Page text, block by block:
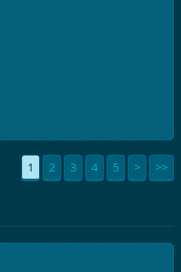
1 2 3 4 5 > >>